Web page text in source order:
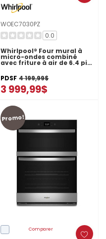
WOEC7030PZ
0.0
Whirlpool® Four mural à
micro-ondes combiné
avec friture à air de 6.4 pi
PDSF 4 199,99$
3 999,99$
Promo!
Comparer